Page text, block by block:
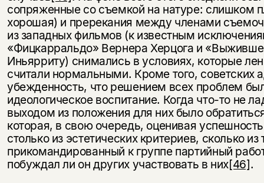
сопряженные со съемкой на натуре: слишком
хорошая) и пререкания между членами
из западных фильмов (к известным
«Фицкарральдо» Вернера Херцога и
Иньярриту) снимались в условиях, которые
считали нормальными. Кроме того, советских
убежденность, что решением всех проблем
идеологическое воспитание. Когда что-то не
выходом из положения для них было
которая, в свою очередь, оценивая
столько из эстетических критериев, сколько из
прикомандированный к группе партийный
побуждал ли он других участвовать в них[46].